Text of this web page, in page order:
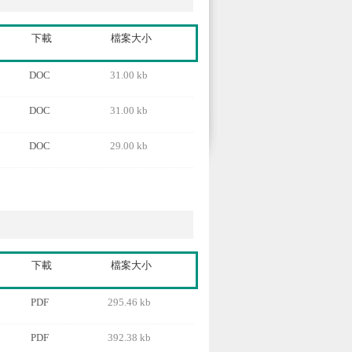
下載 檔案大小
DOC 31.00 kb
DOC 31.00 kb
DOC 29.00 kb
下載 檔案大小
PDF 295.46 kb
PDF 392.38 kb